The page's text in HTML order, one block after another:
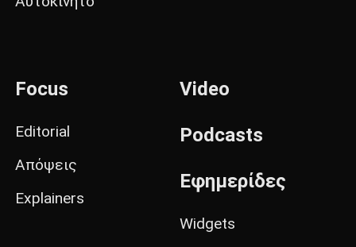
Focus
Editorial
Απόψεις
Explainers
Video
Podcasts
Εφημερίδες
Widgets